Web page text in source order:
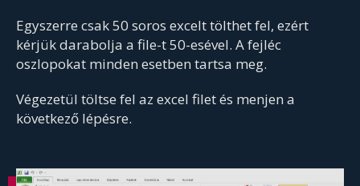
Egyszerre csak 50 soros excelt tölthet fel, ezért
kérjük darabolja a file-t 50-esével. A fejléc
oszlopokat minden esetben tartsa meg.
Végezetül töltse fel az excel filet és menjen a
következő lépésre.